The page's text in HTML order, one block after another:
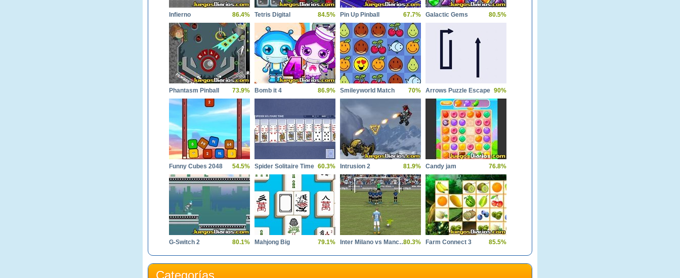
Infierno 86.4% Tetris Digital 84.5% Pin Up Pinball 67.7% Galactic Gems 80.5%
Phantasm Pinball 73.9% Bomb it 4 86.9% Smileyworld Match 70% Arrows Puzzle Escape 90%
Funny Cubes 2048 54.5% Spider Solitaire Time 60.3% Intrusion 2 81.9% Candy jam 76.8%
G-Switch 2 80.1% Mahjong Big 79.1% Inter Milano vs Manchester City80.3% Farm Connect 3 85.5%
Categorías